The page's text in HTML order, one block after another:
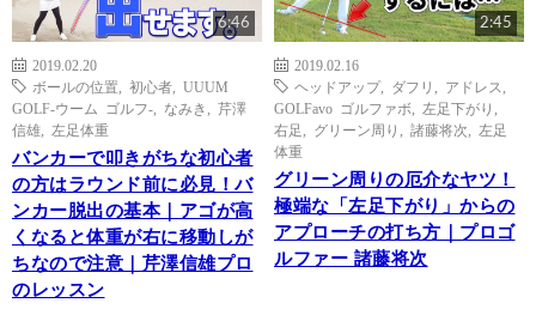
6:46
2019.02.20
ボールの位置
初心者
UUUM
GOLF-ウーム ゴルフ-
なみき
芹澤
信雄
左足体重
バンカーで叩きがちな初心者
の方はラウンド前に必見！バ
ンカー脱出の基本｜アゴが高
くなると体重が右に移動しが
ちなので注意｜芹澤信雄プロ
のレッスン
2:45
2019.02.16
ヘッドアップ, ダフリ アドレス
GOLFavo ゴルファボ
左足下がり
右足
グリーン周り 諸藤将次
左足
体重
グリーン周りの厄介なヤツ！
極端な「左足下がり」からの
アプローチの打ち方｜プロゴ
ルファー 諸藤将次